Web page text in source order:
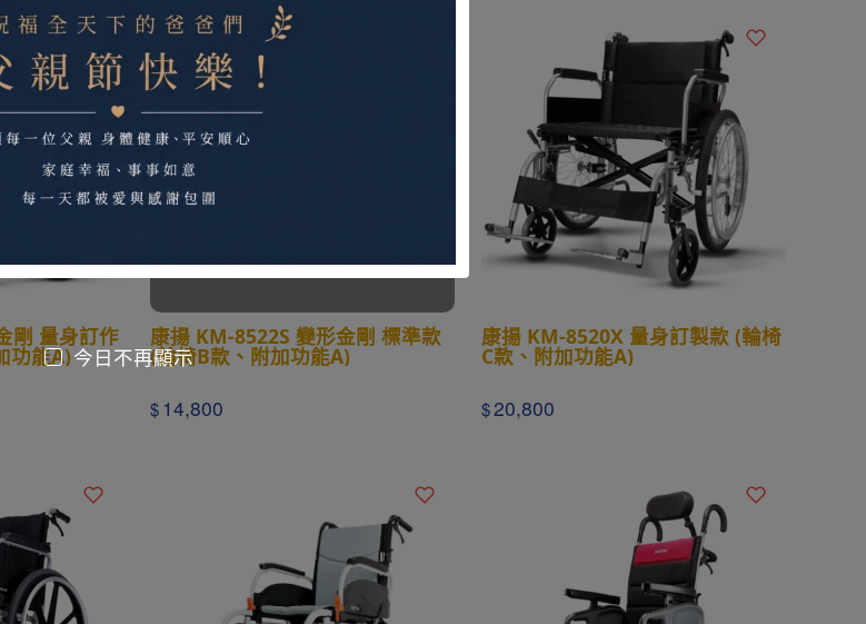
剛 量身訂作
功能A)
康揚 KM-8522S 變形金剛 標準款
(輪椅B款、附加功能A)
$ 14,800
康揚 KM-8520X 量身訂製款 (輪椅
C款、附加功能A)
$20,800
今日不再顯示